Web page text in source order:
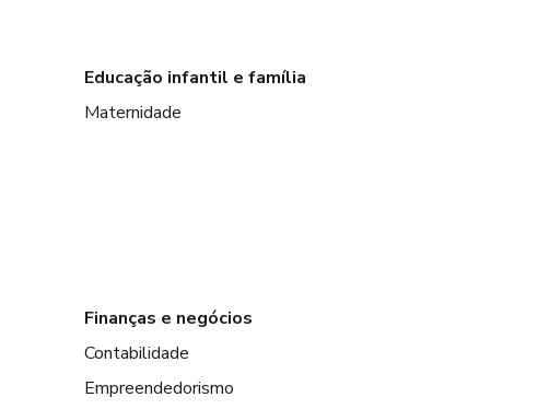
Educação infantil e família
Maternidade
Finanças e negócios
Contabilidade
Empreendedorismo